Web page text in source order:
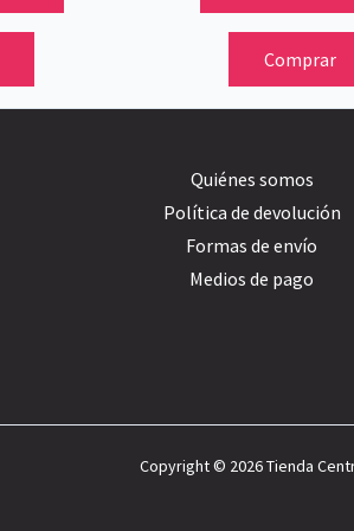
Comprar
Quiénes somos
Política de devolución
Formas de envío
Medios de pago
Copyright © 2026 Tienda